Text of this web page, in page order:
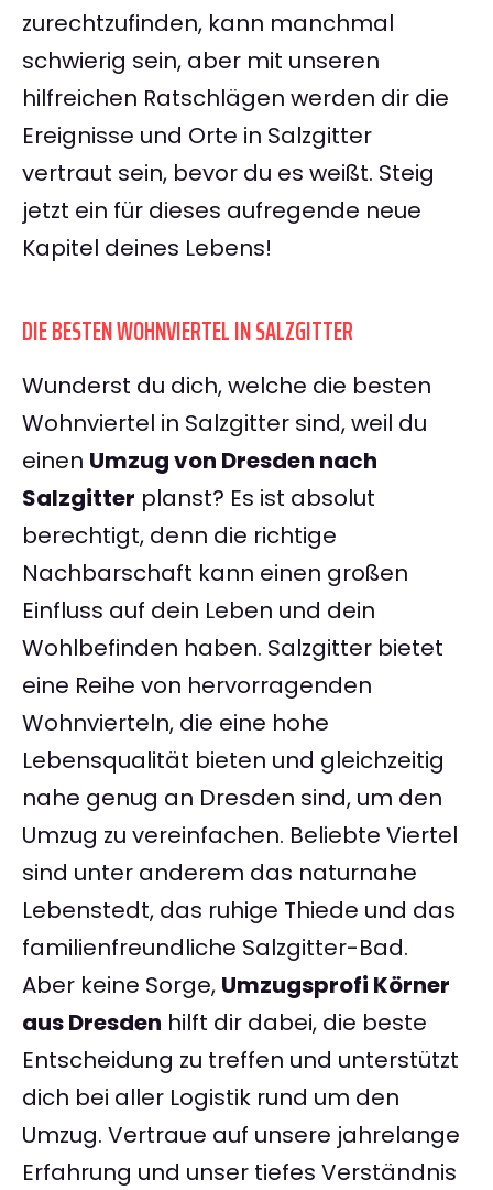
zurechtzufinden, kann manchmal
schwierig sein, aber mit unseren
hilfreichen Ratschlägen werden dir die
Ereignisse und Orte in Salzgitter
vertraut sein, bevor du es weißt. Steig
jetzt ein für dieses aufregende neue
Kapitel deines Lebens!
DIE BESTEN WOHNVIERTEL IN SALZGITTER
Wunderst du dich, welche die besten
Wohnviertel in Salzgitter sind, weil du
einen Umzug von Dresden nach
Salzgitter planst? Es ist absolut
berechtigt, denn die richtige
Nachbarschaft kann einen großen
Einfluss auf dein Leben und dein
Wohlbefinden haben. Salzgitter bietet
eine Reihe von hervorragenden
Wohnvierteln, die eine hohe
Lebensqualität bieten und gleichzeitig
nahe genug an Dresden sind, um den
Umzug zu vereinfachen. Beliebte Viertel
sind unter anderem das naturnahe
Lebenstedt, das ruhige Thiede und das
familienfreundliche Salzgitter-Bad.
Aber keine Sorge, Umzugsprofi Körner
aus Dresden hilft dir dabei, die beste
Entscheidung zu treffen und unterstützt
dich bei aller Logistik rund um den
Umzug. Vertraue auf unsere jahrelange
Erfahrung und unser tiefes Verständnis